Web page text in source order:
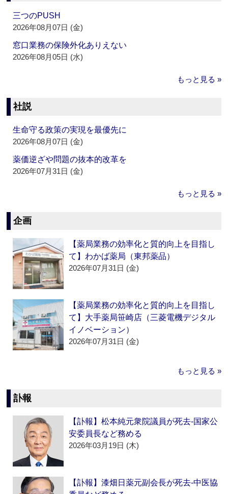
三つのPUSH
2026年08月07日 (金)
窓口業務の保険外化ありえない
2026年08月05日 (水)
もっと見る »
社説
生命守る政策の実現を最優先に
2026年08月07日 (金)
薬価逆ざや問題の抜本的改革を
2026年07月31日 (金)
もっと見る »
企画
【薬局業務の効率化と質的向上を目指し
て】わかば薬局（東邦薬品）
2026年07月31日 (金)
【薬局業務の効率化と質的向上を目指し
て】大手薬局笹崎店（三菱電機デジタル
イノベーション）
2026年07月31日 (金)
もっと見る »
訃報
【訃報】松本純元衆院議員が死去‐国家公
安委員長など務める
2026年03月19日 (木)
【訃報】漆畑日薬元副会長が死去‐中医協